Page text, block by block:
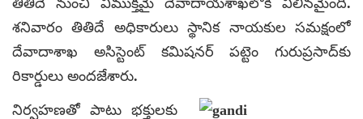
శనివారం తితిదే అధికారులు స్థానిక నాయకుల సమక్షంలో
దేవాదాశాఖ అసిస్టెంట్‌ కమిషనర్‌ పట్టెం గురుప్రసాద్‌కు
రికార్డులు అందజేశారు.
నిర్వహణతో పాటు భక్తులకు